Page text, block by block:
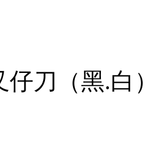
刀（黑.白）